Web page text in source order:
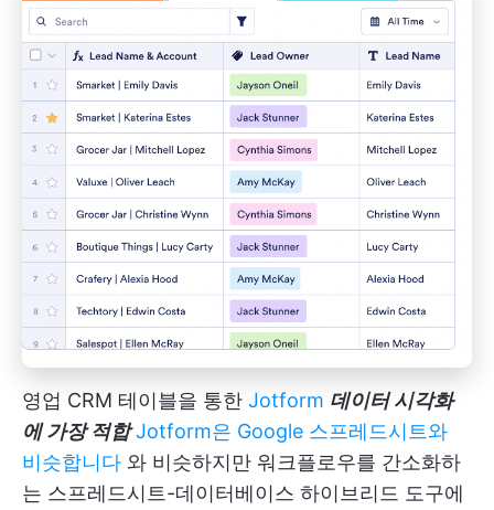
영업 CRM 테이블을 통한 Jotform 데이터 시각화
에 가장 적합 Jotform은 Google 스프레드시트와
비슷합니다 와 비슷하지만 워크플로우를 간소화하
는 스프레드시트-데이터베이스 하이브리드 도구에